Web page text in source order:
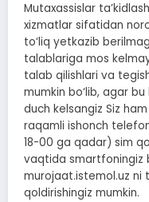
Mutaxassislar
xizmatlar sifatidan
to‘liq yetkazib
talablariga mos
talab qilishlari va
mumkin bo‘lib, agar
duch kelsangiz Siz
raqamli ishonch
18-00 ga qadar) sim
vaqtida smartfoningiz
murojaat.istemol.uz ni
qoldirishingiz mumkin.